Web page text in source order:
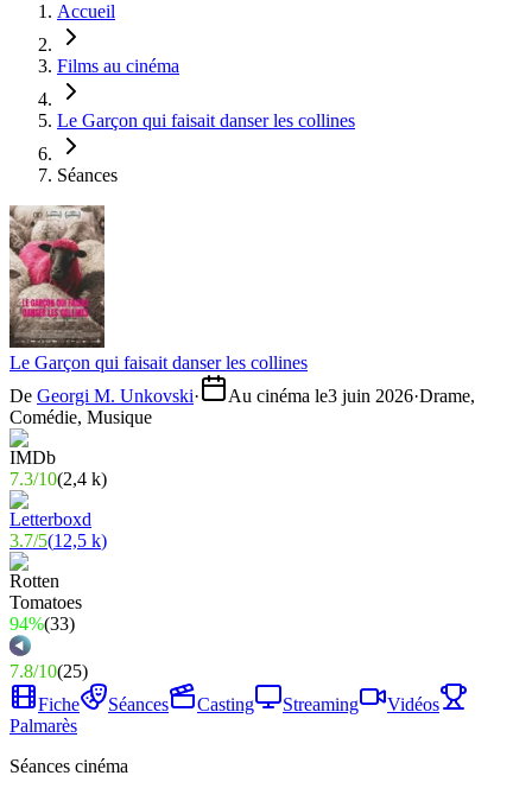
Accueil
Films au cinéma
Le Garçon qui faisait danser les collines
Séances
Le Garçon qui faisait danser les collines
De Georgi M. Unkovski· Au cinéma le3 juin 2026·Drame,
Comédie, Musique
7.3/10(2,4 k)
3.7/5(12,5 k)
94%(33)
7.8/10(25)
Fiche
Séances Casting Streaming
Vidéos
Palmarès
Séances cinéma